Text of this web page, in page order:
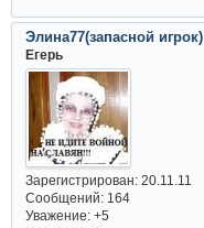
Элина77(запасной игрок)
Егерь
Зарегистрирован: 20.11.11
Сообщений:164
Уважение: +5